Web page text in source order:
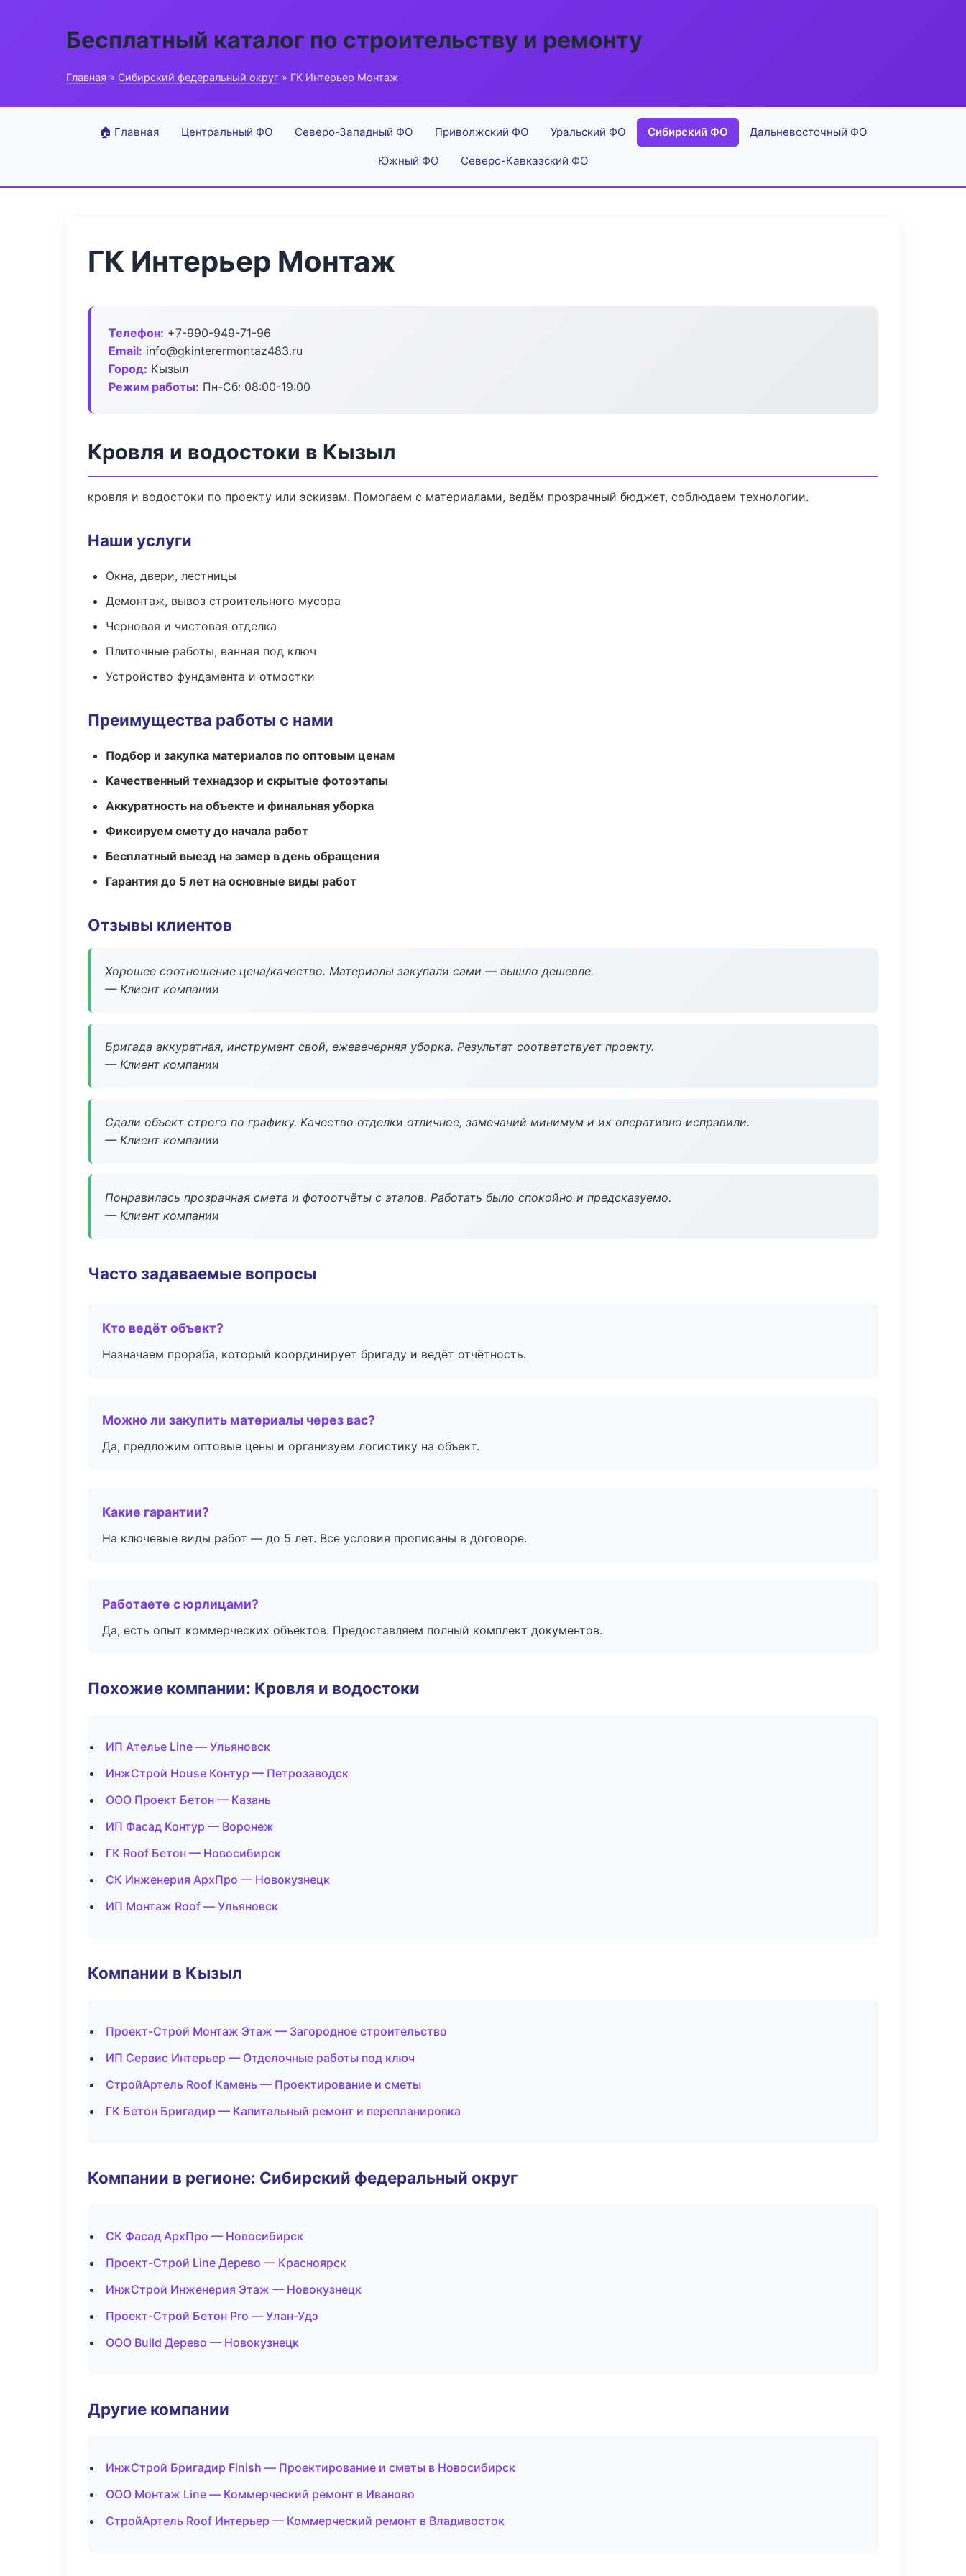
Бесплатный каталог по строительству и ремонту
Главная » Сибирский федеральный округ » ГК Интерьер Монтаж
🏠 Главная Центральный ФО Северо-Западный ФО Приволжский ФО Уральский ФО Сибирский ФО Дальневосточный ФО
Южный ФО Северо-Кавказский ФО
ГК Интерьер Монтаж
Телефон: +7-990-949-71-96
Email: info@gkinterermontaz483.ru
Город: Кызыл
Режим работы: Пн-Сб: 08:00-19:00
Кровля и водостоки в Кызыл
кровля и водостоки по проекту или эскизам. Помогаем с материалами, ведём прозрачный бюджет, соблюдаем технологии.
Наши услуги
Окна, двери, лестницы
Демонтаж, вывоз строительного мусора
Черновая и чистовая отделка
Плиточные работы, ванная под ключ
Устройство фундамента и отмостки
Преимущества работы с нами
Подбор и закупка материалов по оптовым ценам
Качественный технадзор и скрытые фотоэтапы
Аккуратность на объекте и финальная уборка
Фиксируем смету до начала работ
Бесплатный выезд на замер в день обращения
Гарантия до 5 лет на основные виды работ
Отзывы клиентов
Хорошее соотношение цена/качество. Материалы закупали сами — вышло дешевле.
— Клиент компании
Бригада аккуратная, инструмент свой, ежевечерняя уборка. Результат соответствует проекту.
— Клиент компании
Сдали объект строго по графику. Качество отделки отличное, замечаний минимум и их оперативно исправили.
— Клиент компании
Понравилась прозрачная смета и фотоотчёты с этапов. Работать было спокойно и предсказуемо.
— Клиент компании
Часто задаваемые вопросы
Кто ведёт объект?
Назначаем прораба, который координирует бригаду и ведёт отчётность.
Можно ли закупить материалы через вас?
Да, предложим оптовые цены и организуем логистику на объект.
Какие гарантии?
На ключевые виды работ — до 5 лет. Все условия прописаны в договоре.
Работаете с юрлицами?
Да, есть опыт коммерческих объектов. Предоставляем полный комплект документов.
Похожие компании: Кровля и водостоки
ИП Ателье Line — Ульяновск
ИнжСтрой House Контур — Петрозаводск
ООО Проект Бетон — Казань
ИП Фасад Контур — Воронеж
ГК Roof Бетон — Новосибирск
СК Инженерия АрхПро — Новокузнецк
ИП Монтаж Roof — Ульяновск
Компании в Кызыл
Проект-Строй Монтаж Этаж — Загородное строительство
ИП Сервис Интерьер — Отделочные работы под ключ
СтройАртель Roof Камень — Проектирование и сметы
ГК Бетон Бригадир — Капитальный ремонт и перепланировка
Компании в регионе: Сибирский федеральный округ
СК Фасад АрхПро — Новосибирск
Проект-Строй Line Дерево — Красноярск
ИнжСтрой Инженерия Этаж — Новокузнецк
Проект-Строй Бетон Pro — Улан-Удэ
ООО Build Дерево — Новокузнецк
Другие компании
ИнжСтрой Бригадир Finish — Проектирование и сметы в Новосибирск
ООО Монтаж Line — Коммерческий ремонт в Иваново
СтройАртель Roof Интерьер — Коммерческий ремонт в Владивосток